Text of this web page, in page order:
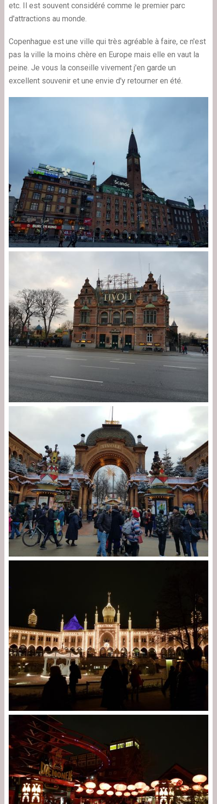
etc. Il est souvent considéré comme le premier parc
d'attractions au monde.
Copenhague est une ville qui très agréable à faire, ce n'est
pas la ville la moins chère en Europe mais elle en vaut la
peine. Je vous la conseille vivement j'en garde un
excellent souvenir et une envie d'y retourner en été.